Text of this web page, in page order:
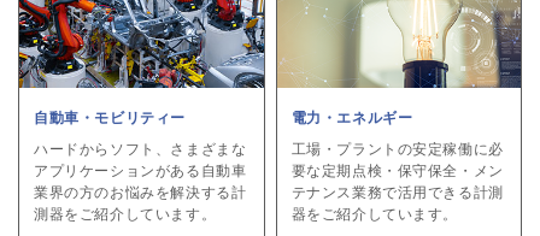
自動車・モビリティー
ハードからソフト、さまざまな
アプリケーションがある自動車
業界の方のお悩みを解決する計
測器をご紹介しています。
電力・エネルギー
工場・プラントの安定稼働に必
要な定期点検・保守保全・メン
テナンス業務で活用できる計測
器をご紹介しています。